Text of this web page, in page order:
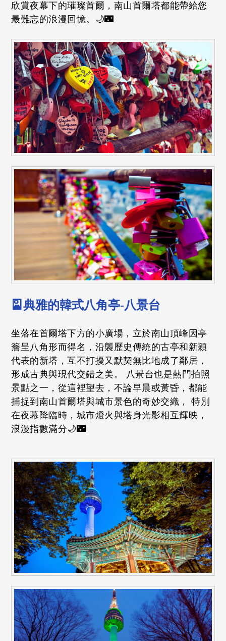
欣賞夜幕下的璀璨首爾，南山首爾塔都能帶給您
最難忘的浪漫回憶。🌙🌃
🎴典雅的韓式八角亭-八景台
坐落在首爾塔下方的小廣場，立於南山頂峰因亭
簷呈八角形而得名，沿襲歷史傳統的古亭和新穎
代表的新塔，互不打擾又默契無比地成了鄰居，
形成古典與現代交錯之美。 八景台也是熱門拍照
景點之一，從這裡望去，不論早晨或黃昏，都能
捕捉到南山首爾塔與城市景色的奇妙交織， 特別
在夜幕降臨時，城市燈火與塔身光影相互輝映，
浪漫指數滿分🌙🌃